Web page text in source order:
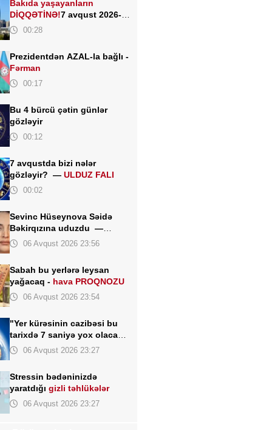
Bakıda yaşayanların
DİQQƏTİNƏ!7 avqust 2026-cı
il saat 00:00-dan etibarən...
00:28
Prezidentdən AZAL-la bağlı -
Fərman
00:17
Bu 4 bürcü çətin günlər
gözləyir
00:12
7 avqustda bizi nələr
gözləyir? —ULDUZ FALI
00:02
Sevinc Hüseynova Səidə
Bəkirqızına uduzdu —
Məhkəmə rədd etdi
06 Avqust 2026 23:56
Sabah bu yerlərə leysan
yağacaq - hava PROQNOZU
06 Avqust 2026 23:54
"Yer kürəsinin cazibəsi bu
tarixdə 7 saniyə yox olacaq"
- İddia06 Avqust 2026 23:27
Stressin bədəninizdə
yaratdığı gizli təhlükələr
06 Avqust 2026 23:27